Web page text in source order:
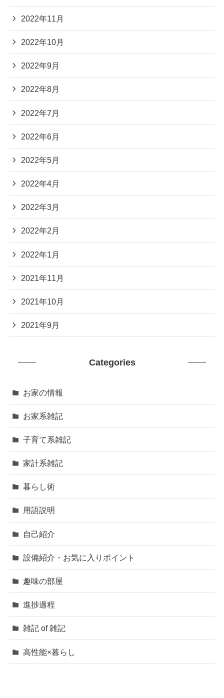
2022年11月
2022年10月
2022年9月
2022年8月
2022年7月
2022年6月
2022年5月
2022年4月
2022年3月
2022年2月
2022年1月
2021年11月
2021年10月
2021年9月
Categories
お家の情報
お家系雑記
子育て系雑記
家計系雑記
暮らし術
用語説明
自己紹介
設備紹介・お気に入りポイント
趣味の部屋
進捗過程
雑記 of 雑記
高性能×暮らし